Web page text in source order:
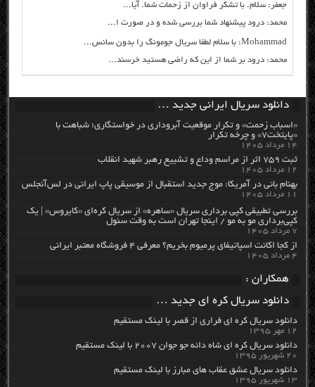
جعفر: سلام. با تشکر فراوان از زحمات شما. آیا...
محمد: درود پیشنهاد شما بررسی شده و در صورت ا...
Mohammad: با سلام لطفا سریال جومونگ را بدون سانس...
محمد: درود بر شما از این که راضی هستید خرسند...
دانلود سریال ایرانی جدید …
«اسباب زحمت» و تکرار موقعیت آبروداری در خواستگاری؛ شباهت با
«پایتخت۷» و چرخه تکرار
۱۴ مرداد ۱۴۰۵
ثبت ۷۵۹ اثر از مراسم وداع و تشییع رهبر شهید انقلاب
۱۲ مرداد ۱۴۰۵
بهنام بانی در آمریکا: موج جدید استقبال از موسیقی پاپ ایرانی در لس‌آنجلس
۱۱ مرداد ۱۴۰۵
بررسی تطبیقی کپی برداری سریال «ساهره» از سریال کره‌ای «کایروس» | یک
کپی‌برداری مو به مو / اینجا تهران است به وقت سئول
۷ مرداد ۱۴۰۵
از کجا اکانت اسپاتیفای پرمیوم بخریم؟ معرفی ۴ فروشگاه معتبر ایرانی
۴ مرداد ۱۴۰۵
همکاران :
دانلود سریال کره ای جدید …
دانلود سریال کره ای فراری از قصر با لینک مستقیم
۱۲ مهر ۱۳۹۵
دانلود سریال کره ای شاه دائه جو جوان ۲۰۰۷ با لینک مستقیم
۲۰ شهریور ۱۳۹۵
دانلود سریال عشق عقاب های مبارز با لینک مستقیم
۱۳ شهریور ۱۳۹۵